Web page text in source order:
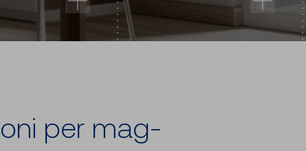
per mag­